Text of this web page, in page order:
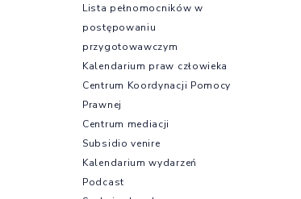
Lista pełnomocników w
postępowaniu
przygotowawczym
Kalendarium praw człowieka
Centrum Koordynacji Pomocy
Prawnej
Centrum mediacji
Subsidio venire
Kalendarium wydarzeń
Podcast